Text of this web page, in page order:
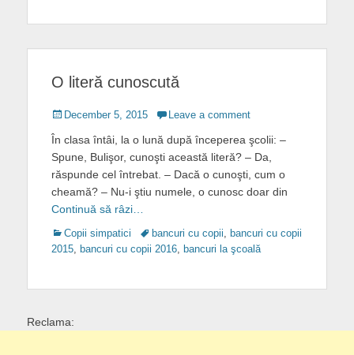
O literă cunoscută
Posted
December 5, 2015 Leave a comment
În clasa întâi, la o lună după începerea şcolii: –
Spune, Bulişor, cunoşti această literă? – Da,
răspunde cel întrebat. – Dacă o cunoşti, cum o
cheamă? – Nu-i ştiu numele, o cunosc doar din
Continuă să râzi…
Categories
Copii simpatici Tagsbancuri cu copii, bancuri cu copii
2015, bancuri cu copii 2016, bancuri la şcoală
Reclama: